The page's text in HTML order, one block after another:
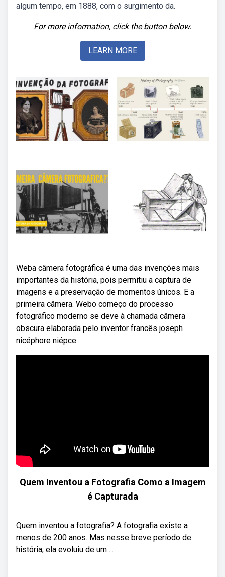
algum tempo, em 1888, com o surgimento da.
For more information, click the button below.
LEARN MORE
Weba câmera fotográfica é uma das invenções mais
importantes da história, pois permitiu a captura de
imagens e a preservação de momentos únicos. E a
primeira câmera. Webo começo do processo
fotográfico moderno se deve à chamada câmera
obscura elaborada pelo inventor francês joseph
nicéphore niépce.
Quem Inventou a Fotografia Como a Imagem
é Capturada
Quem inventou a fotografia? A fotografia existe a
menos de 200 anos. Mas nesse breve período de
história, ela evoluiu de um ...